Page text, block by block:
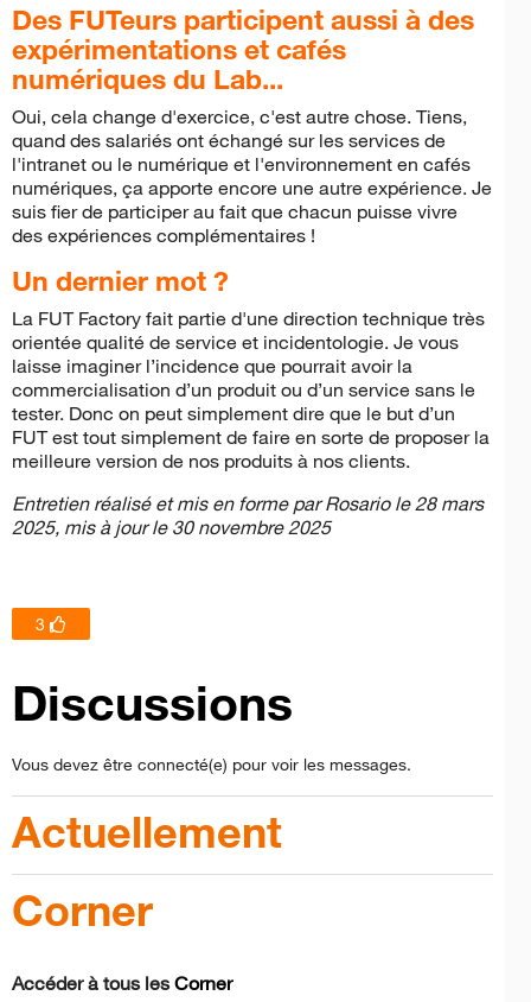
Des FUTeurs participent aussi à des
expérimentations et cafés
numériques du Lab...
Oui, cela change d'exercice, c'est autre chose. Tiens,
quand des salariés ont échangé sur les services de
l'intranet ou le numérique et l'environnement en cafés
numériques, ça apporte encore une autre expérience. Je
suis fier de participer au fait que chacun puisse vivre
des expériences complémentaires !
Un dernier mot ?
La FUT Factory fait partie d'une direction technique très
orientée qualité de service et incidentologie. Je vous
laisse imaginer l’incidence que pourrait avoir la
commercialisation d’un produit ou d’un service sans le
tester. Donc on peut simplement dire que le but d’un
FUT est tout simplement de faire en sorte de proposer la
meilleure version de nos produits à nos clients.
Entretien réalisé et mis en forme par Rosario le 28 mars
2025, mis à jour le 30 novembre 2025
3
Discussions
Vous devez être connecté(e) pour voir les messages.
Actuellement
Corner
Accéder à tous lesCorner